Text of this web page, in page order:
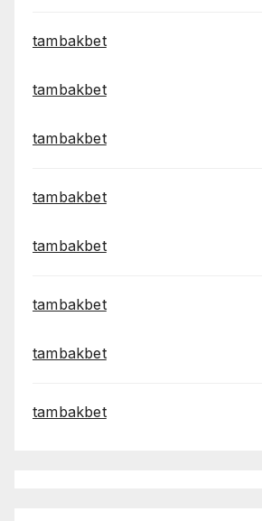
tambakbet
tambakbet
tambakbet
tambakbet
tambakbet
tambakbet
tambakbet
tambakbet